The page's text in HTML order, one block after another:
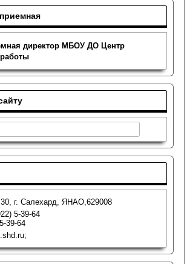
директор МБОУ ДО Центр
г. Салехард, ЯНАО,629008
5-39-64
39-64